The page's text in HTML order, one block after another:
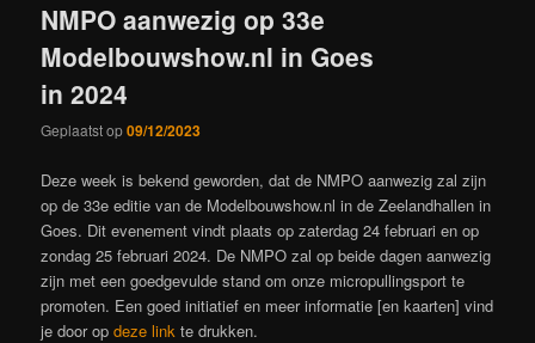
NMPO aanwezig op 33e
Modelbouwshow.nl in Goes
in 2024
Geplaatst op09/12/2023
Deze week is bekend geworden, dat de NMPO aanwezig zal zijn
op de 33e editie van de Modelbouwshow.nl in de Zeelandhallen in
Goes. Dit evenement vindt plaats op zaterdag 24 februari en op
zondag 25 februari 2024. De NMPO zal op beide dagen aanwezig
zijn met een goedgevulde stand om onze micropullingsport te
promoten. Een goed initiatief en meer informatie [en kaarten] vind
je door opdeze link te drukken.